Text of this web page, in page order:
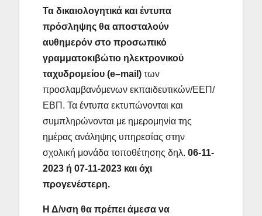
Τα δικαιολογητικά και έντυπα
πρόσληψης θα αποσταλούν
αυθημερόν στο προσωπικό
γραμματοκιβώτιο ηλεκτρονικού
ταχυδρομείου (e–mail ) των
προσλαμβανόμενων εκπαιδευτικών/ΕΕΠ/
ΕΒΠ. Τα έντυπα εκτυπώνονται και
συμπληρώνονται με ημερομηνία της
ημέρας ανάληψης υπηρεσίας στην
σχολική μονάδα τοποθέτησης δηλ. 06-11-
2023 ή 07-11-2023 και όχι
προγενέστερη.
Η Δ/νση θα πρέπει άμεσα να